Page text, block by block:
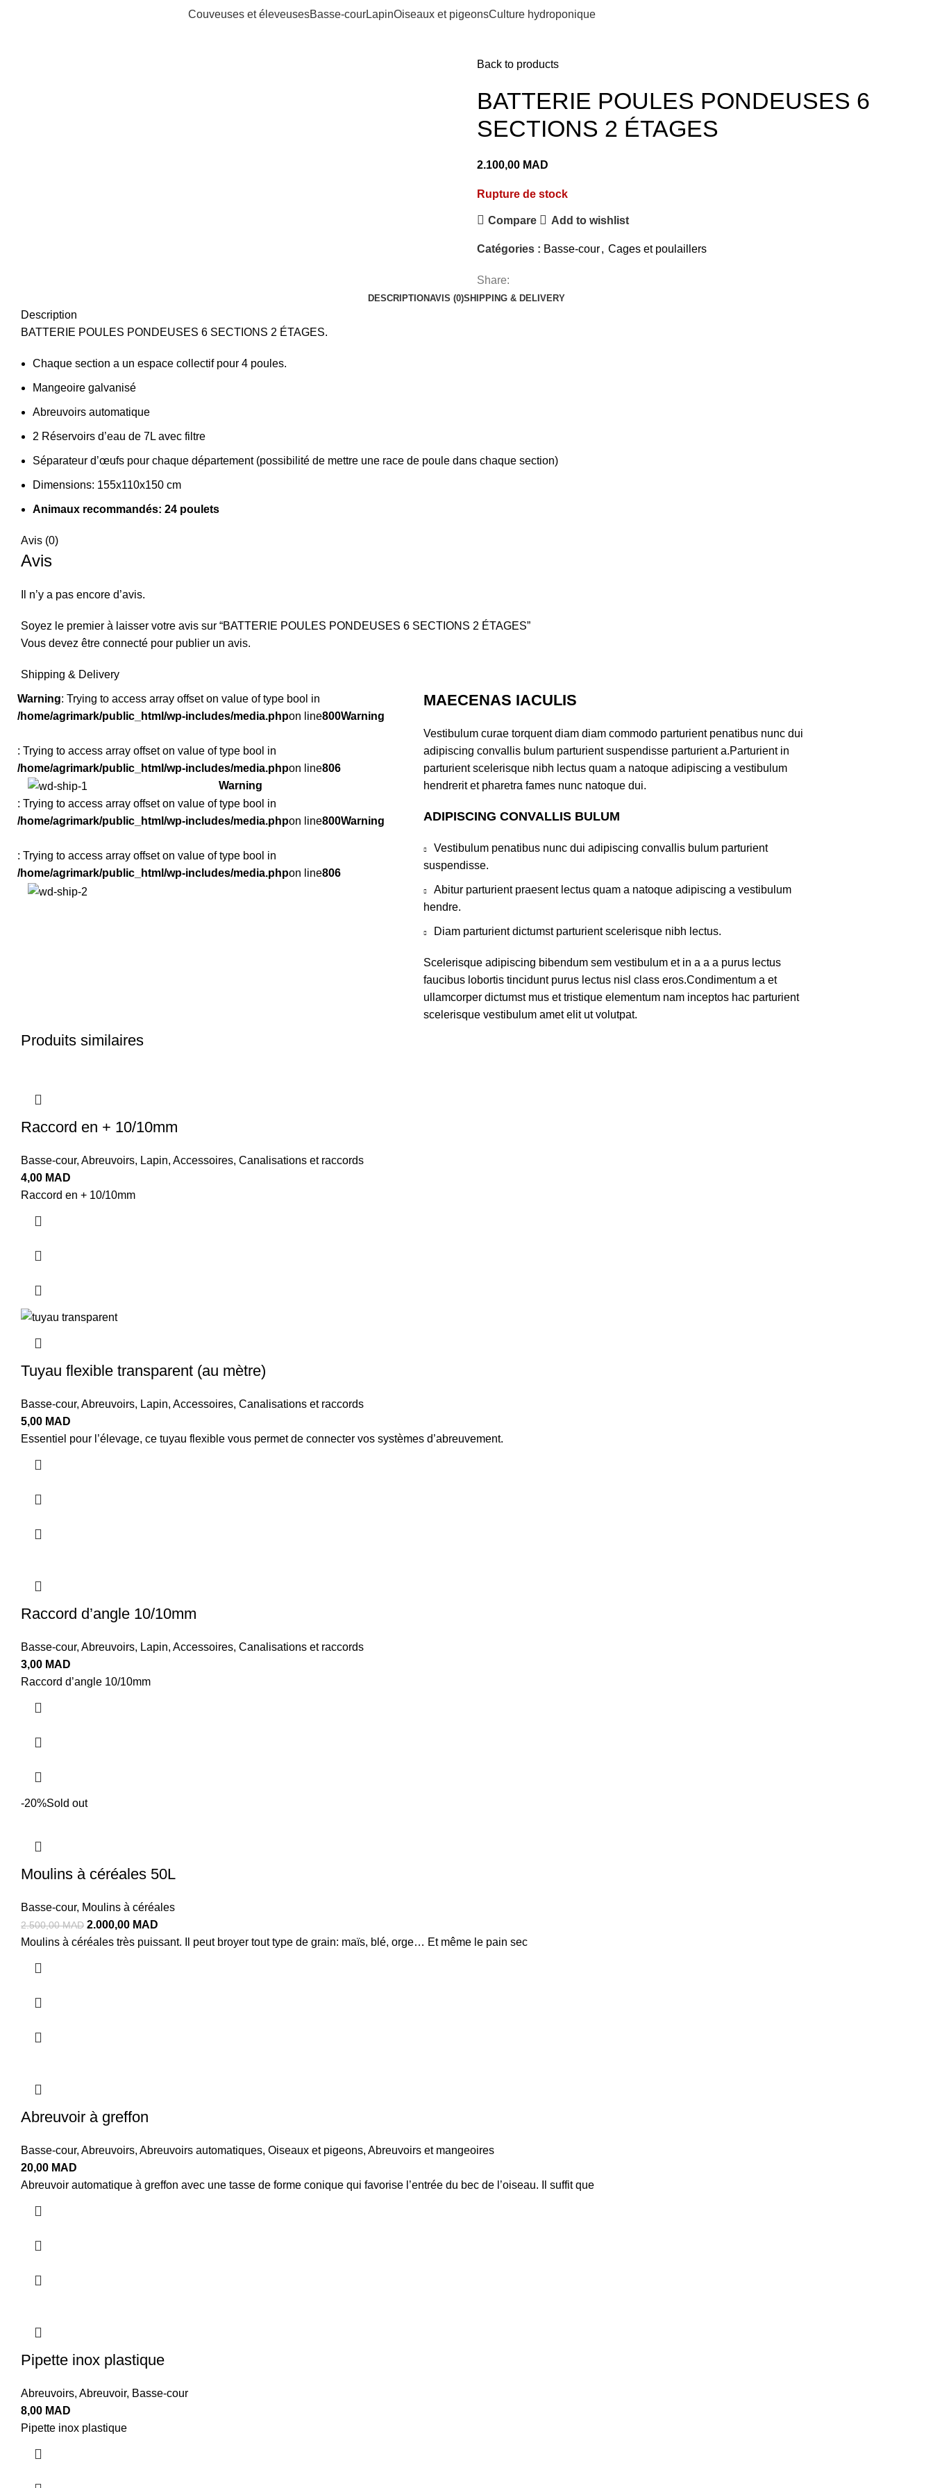
Couveuses et éleveusesBasse-courLapinOiseaux et pigeonsCulture hydroponique
Back to products
BATTERIE POULES PONDEUSES 6
SECTIONS 2 ÉTAGES
2.100,00 MAD
Rupture de stock
Compare Add to wishlist
Catégories : Basse-cour, Cages et poulaillers
Share:
DESCRIPTIONAVIS (0)SHIPPING & DELIVERY
Description
BATTERIE POULES PONDEUSES 6 SECTIONS 2 ÉTAGES.
Chaque section a un espace collectif pour 4 poules.
Mangeoire galvanisé
Abreuvoirs automatique
2 Réservoirs d’eau de 7L avec filtre
Séparateur d’œufs pour chaque département (possibilité de mettre une race de poule dans chaque section)
Dimensions: 155x110x150 cm
Animaux recommandés: 24 poulets
Avis (0)
Avis
Il n’y a pas encore d’avis.
Soyez le premier à laisser votre avis sur “BATTERIE POULES PONDEUSES 6 SECTIONS 2 ÉTAGES”
Vous devez être connecté pour publier un avis.
Shipping & Delivery
Warning: Trying to access array offset on value of type bool in
/home/agrimark/public_html/wp-includes/media.phpon line800Warning
: Trying to access array offset on value of type bool in
/home/agrimark/public_html/wp-includes/media.phpon line806
Warning
: Trying to access array offset on value of type bool in
/home/agrimark/public_html/wp-includes/media.phpon line800Warning
: Trying to access array offset on value of type bool in
/home/agrimark/public_html/wp-includes/media.phpon line806
MAECENAS IACULIS
Vestibulum curae torquent diam diam commodo parturient penatibus nunc dui
adipiscing convallis bulum parturient suspendisse parturient a.Parturient in
parturient scelerisque nibh lectus quam a natoque adipiscing a vestibulum
hendrerit et pharetra fames nunc natoque dui.
ADIPISCING CONVALLIS BULUM
Vestibulum penatibus nunc dui adipiscing convallis bulum parturient
suspendisse.
Abitur parturient praesent lectus quam a natoque adipiscing a vestibulum
hendre.
Diam parturient dictumst parturient scelerisque nibh lectus.
Scelerisque adipiscing bibendum sem vestibulum et in a a a purus lectus
faucibus lobortis tincidunt purus lectus nisl class eros.Condimentum a et
ullamcorper dictumst mus et tristique elementum nam inceptos hac parturient
scelerisque vestibulum amet elit ut volutpat.
Produits similaires
Raccord en + 10/10mm
Basse-cour, Abreuvoirs, Lapin, Accessoires, Canalisations et raccords
4,00 MAD
Raccord en + 10/10mm
Tuyau flexible transparent (au mètre)
Basse-cour, Abreuvoirs, Lapin, Accessoires, Canalisations et raccords
5,00 MAD
Essentiel pour l’élevage, ce tuyau flexible vous permet de connecter vos systèmes d’abreuvement.
Raccord d’angle 10/10mm
Basse-cour, Abreuvoirs, Lapin, Accessoires, Canalisations et raccords
3,00 MAD
Raccord d’angle 10/10mm
-20%Sold out
Moulins à céréales 50L
Basse-cour, Moulins à céréales
2.500,00MAD 2.000,00 MAD
Moulins à céréales très puissant. Il peut broyer tout type de grain: maïs, blé, orge… Et même le pain sec
Abreuvoir à greffon
Basse-cour, Abreuvoirs, Abreuvoirs automatiques, Oiseaux et pigeons, Abreuvoirs et mangeoires
20,00 MAD
Abreuvoir automatique à greffon avec une tasse de forme conique qui favorise l’entrée du bec de l’oiseau. Il suffit que
Pipette inox plastique
Abreuvoirs, Abreuvoir, Basse-cour
8,00 MAD
Pipette inox plastique